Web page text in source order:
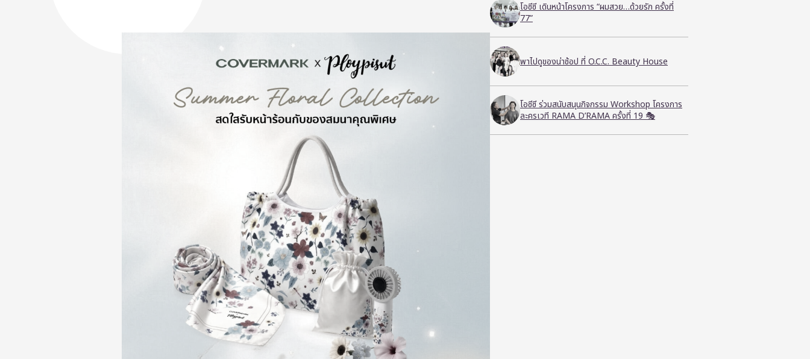
โอซีซี เดินหน้าโครงการ “ผมสวย…ด้วยรัก ครั้งที่
77”
พาไปดูของน่าช้อป ที่ O.C.C. Beauty House
โอซีซี ร่วมสนับสนุนกิจกรรม Workshop โครงการ
ละครเวที RAMA D’RAMA ครั้งที่ 19 🎭